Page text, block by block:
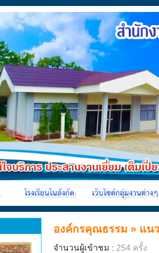
องค์กรคุณธรรม » แน
จำนวนผู้เข้าชม : 254 ครั้ง